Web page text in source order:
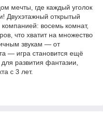
мечты, где каждый уголок
Двухэтажный открытый
компанией: восемь комнат,
что хватит на множество
звукам — от
— игра становится ещё
развития фантазии,
с 3 лет.